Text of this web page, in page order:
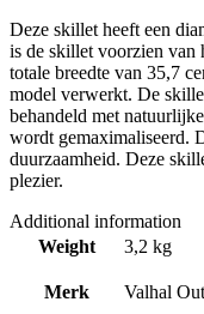
Deze skillet heeft een
is de skillet voorzien van
totale breedte van 35,7
model verwerkt. De
behandeld met
wordt gemaximaliseerd.
duurzaamheid. Deze
plezier.
Additional information
Weight
3,2 kg
Merk Valhal